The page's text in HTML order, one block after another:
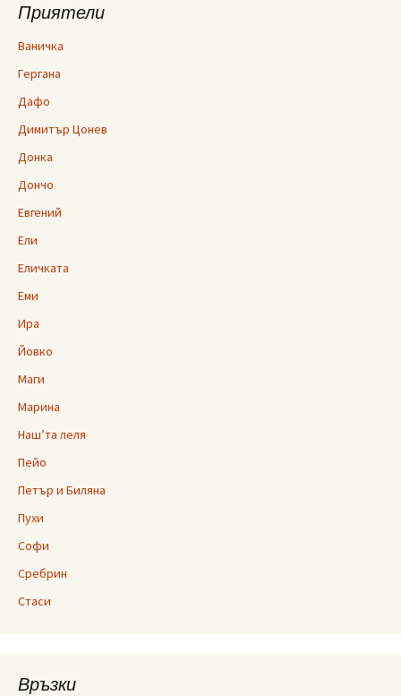
Приятели
Ваничка
Гергана
Дафо
Димитър Цонев
Донка
Дончо
Евгений
Ели
Еличката
Еми
Ира
Йовко
Маги
Марина
Наш’та леля
Пейо
Петър и Биляна
Пухи
Софи
Сребрин
Стаси
Връзки